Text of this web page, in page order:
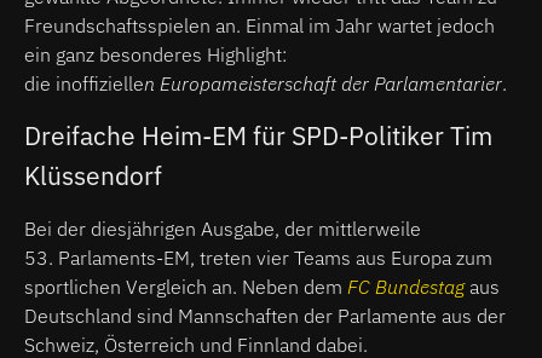
Freundschaftsspielen an. Einmal im Jahr wartet jedoch
ein ganz besonderes Highlight:
die inoffiziellen Europameisterschaft der Parlamentarier.
Dreifache Heim-EM für SPD-Politiker Tim
Klüssendorf
Bei der diesjährigen Ausgabe, der mittlerweile
53. Parlaments-EM, treten vier Teams aus Europa zum
sportlichen Vergleich an. Neben dem FC Bundestagaus
Deutschland sind Mannschaften der Parlamente aus der
Schweiz, Österreich und Finnland dabei.